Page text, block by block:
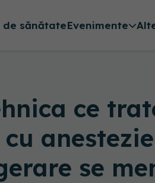
sănătateEvenimente
ce
se